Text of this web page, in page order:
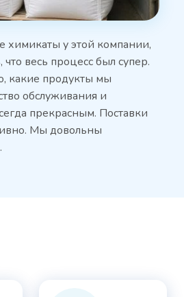
химикаты у этой компании,
что весь процесс был супер.
какие продукты мы
обслуживания и
прекрасным. Поставки
Мы довольны